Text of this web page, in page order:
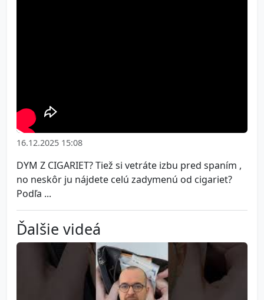
16.12.2025 15:08
DYM Z CIGARIET? Tiež si vetráte izbu pred spaním ,
no neskôr ju nájdete celú zadymenú od cigariet?
Podľa ...
Ďalšie videá